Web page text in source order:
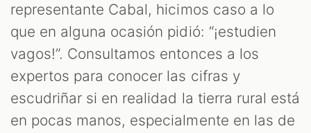
representante Cabal, hicimos caso a lo
que en alguna ocasión pidió: “¡estudien
vagos!”. Consultamos entonces a los
expertos para conocer las cifras y
escudriñar si en realidad la tierra rural está
en pocas manos, especialmente en las de